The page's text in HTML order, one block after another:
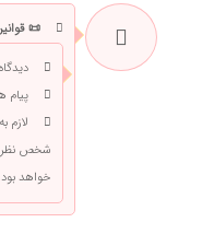
📜
پیام
شخص نظر
خواهد بود.